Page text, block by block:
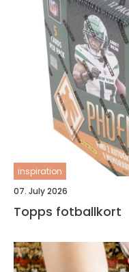
inspiration
07. July 2026
Topps fotballkort